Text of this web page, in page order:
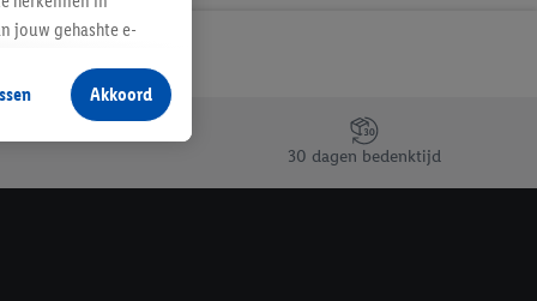
30 dagen bedenktijd
jouw gehashte e-
producten waarin je
te plaatsen
verschillende
kunnen worden
Akkoord